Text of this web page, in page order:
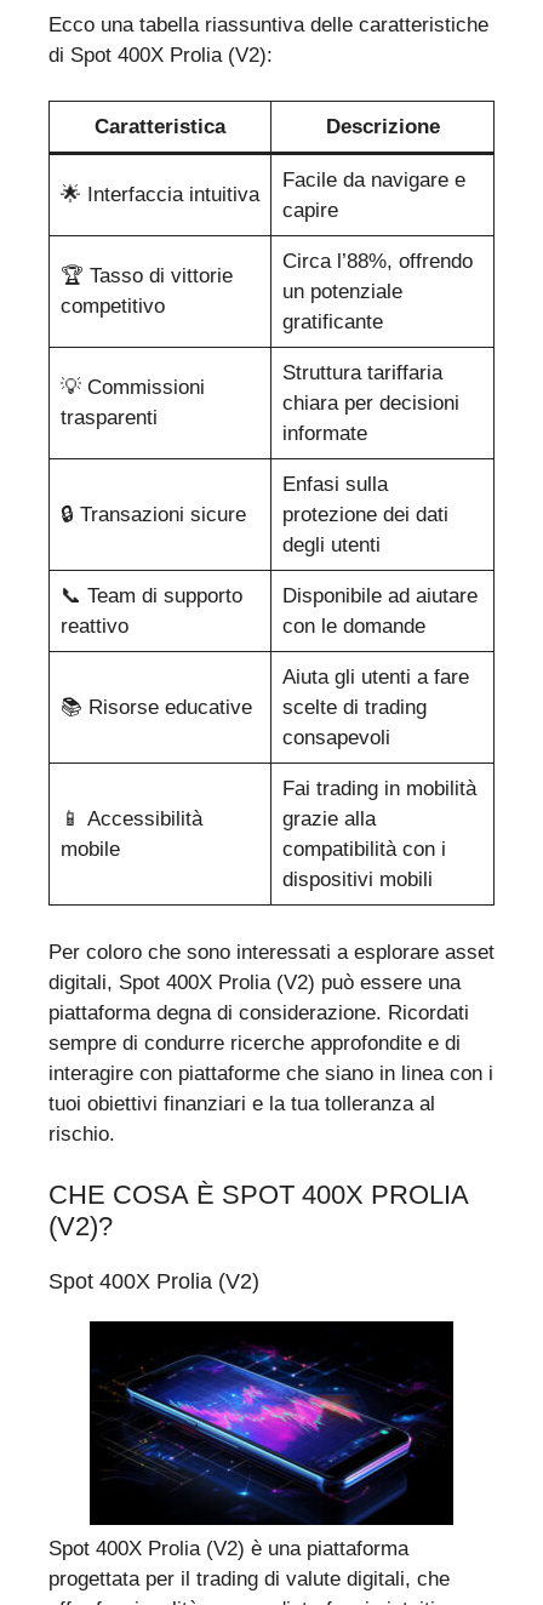
Ecco una tabella riassuntiva delle caratteristiche
di Spot 400X Prolia (V2):
Caratteristica Descrizione
🌟 Interfaccia intuitiva
Facile da navigare e
capire
🏆 Tasso di vittorie
competitivo
Circa l’88%, offrendo
un potenziale
gratificante
💡 Commissioni
trasparenti
Struttura tariffaria
chiara per decisioni
informate
🔒 Transazioni sicure
Enfasi sulla
protezione dei dati
degli utenti
📞 Team di supporto
reattivo
Disponibile ad aiutare
con le domande
📚 Risorse educative
Aiuta gli utenti a fare
scelte di trading
consapevoli
📱 Accessibilità
mobile
Fai trading in mobilità
grazie alla
compatibilità con i
dispositivi mobili
Per coloro che sono interessati a esplorare asset
digitali, Spot 400X Prolia (V2) può essere una
piattaforma degna di considerazione. Ricordati
sempre di condurre ricerche approfondite e di
interagire con piattaforme che siano in linea con i
tuoi obiettivi finanziari e la tua tolleranza al
rischio.
CHE COSA È SPOT 400X PROLIA
(V2)?
Spot 400X Prolia (V2)
Spot 400X Prolia (V2) è una piattaforma
progettata per il trading di valute digitali, che